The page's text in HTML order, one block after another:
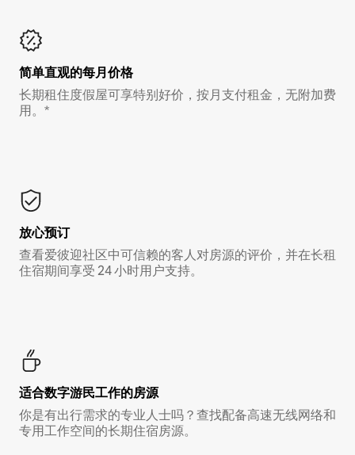
简单直观的每月价格
长期租住度假屋可享特别好价，按月支付租金，无附加费
用。*
放心预订
查看爱彼迎社区中可信赖的客人对房源的评价，并在长租
住宿期间享受 24 小时用户支持。
适合数字游民工作的房源
你是有出行需求的专业人士吗？查找配备高速无线网络和
专用工作空间的长期住宿房源。